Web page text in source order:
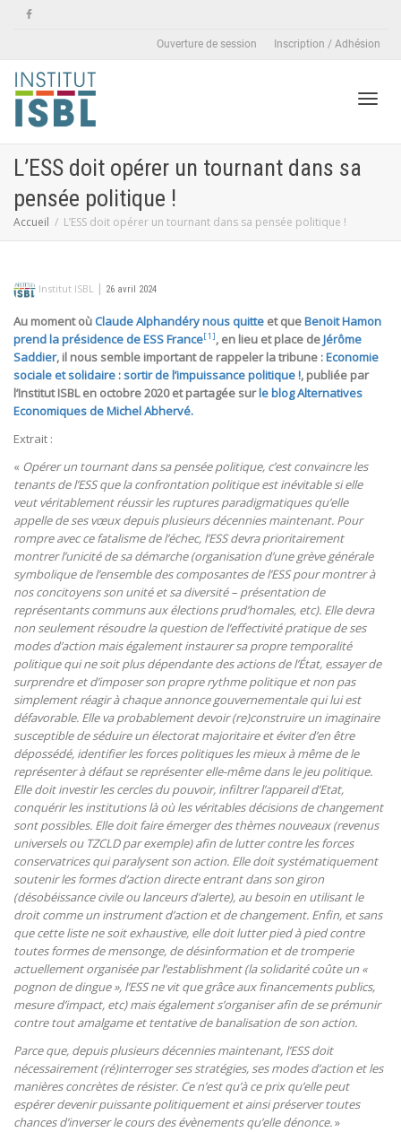
Ouverture de session Inscription / Adhésion
L’ESS doit opérer un tournant dans sa
pensée politique !
Accueil L’ESS doit opérer un tournant dans sa pensée politique !
Institut ISBL | 26 avril 2024
Au moment où Claude Alphandéry nous quitte et queBenoit Hamon
prend la présidence de ESS France[1], en lieu et place deJérôme
Saddier, il nous semble important de rappeler la tribune :Economie
sociale et solidaire : sortir de l’impuissance politique !, publiée par
l’Institut ISBL en octobre 2020 et partagée surle blog Alternatives
Economiques de Michel Abhervé.
Extrait :
« Opérer un tournant dans sa pensée politique, c’est convaincre les
tenants de l’ESS que la confrontation politique est inévitable si elle
veut véritablement réussir les ruptures paradigmatiques qu’elle
appelle de ses vœux depuis plusieurs décennies maintenant. Pour
rompre avec ce fatalisme de l’échec, l’ESS devra prioritairement
montrer l’unicité de sa démarche (organisation d’une grève générale
symbolique de l’ensemble des composantes de l’ESS pour montrer à
nos concitoyens son unité et sa diversité – présentation de
représentants communs aux élections prud’homales, etc). Elle devra
non seulement résoudre la question de l’effectivité pratique de ses
modes d’action mais également instaurer sa propre temporalité
politique qui ne soit plus dépendante des actions de l’État, essayer de
surprendre et d’imposer son propre rythme politique et non pas
simplement réagir à chaque annonce gouvernementale qui lui est
défavorable. Elle va probablement devoir (re)construire un imaginaire
susceptible de séduire un électorat majoritaire et éviter d’en être
dépossédé, identifier les forces politiques les mieux à même de le
représenter à défaut se représenter elle-même dans le jeu politique.
Elle doit investir les cercles du pouvoir, infiltrer l’appareil d’Etat,
conquérir les institutions là où les véritables décisions de changement
sont possibles. Elle doit faire émerger des thèmes nouveaux (revenus
universels ou TZCLD par exemple) afin de lutter contre les forces
conservatrices qui paralysent son action. Elle doit systématiquement
soutenir les formes d’action directe entrant dans son giron
(désobéissance civile ou lanceurs d’alerte), au besoin en utilisant le
droit comme un instrument d’action et de changement. Enfin, et sans
que cette liste ne soit exhaustive, elle doit lutter pied à pied contre
toutes formes de mensonge, de désinformation et de tromperie
actuellement organisée par l’establishment (la solidarité coûte un «
pognon de dingue », l’ESS ne vit que grâce aux financements publics,
mesure d’impact, etc) mais également s’organiser afin de se prémunir
contre tout amalgame et tentative de banalisation de son action.
Parce que, depuis plusieurs décennies maintenant, l’ESS doit
nécessairement (ré)interroger ses stratégies, ses modes d’action et les
manières concrètes de résister. Ce n’est qu’à ce prix qu’elle peut
espérer devenir puissante politiquement et ainsi préserver toutes
chances d’inverser le cours des évènements qu’elle dénonce.»